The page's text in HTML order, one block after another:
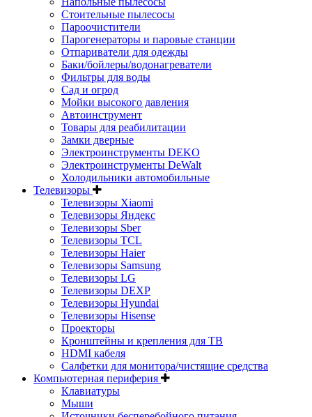
Стоительные пылесосы
Пароочистители
Парогенераторы и паровые станции
Отпариватели для одежды
Баки/бойлеры/водонагреватели
Фильтры для воды
Сад и огрод
Мойки высокого давления
Автоинструмент
Товары для реабилитации
Замки дверные
Электроинструменты DEKO
Электроинструменты DeWalt
Холодильники автомобильные
Телевизоры
Телевизоры Xiaomi
Телевизоры Яндекс
Телевизоры Sber
Телевизоры TCL
Телевизоры Haier
Телевизоры Samsung
Телевизоры LG
Телевизоры DEXP
Телевизоры Hyundai
Телевизоры Hisense
Проекторы
Кронштейны и крепления для ТВ
HDMI кабеля
Салфетки для монитора/чистящие средства
Компьютерная периферия
Клавиатуры
Мыши